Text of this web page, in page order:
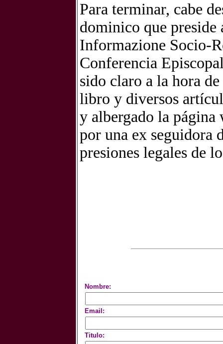
Para terminar, cabe
dominico que
Informazione Socio-
Conferencia
sido claro a la hora
libro y diversos
y albergado la página
por una ex seguidora
presiones legales de
Nombre:
Email:
Titulo: